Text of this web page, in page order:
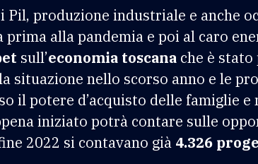
Pil, produzione industriale e anche
alla pandemia e poi al caro
sull’economia toscana che è
situazione nello scorso anno e le
il potere d’acquisto delle famiglie
iniziato potrà contare sulle
2022 si contavano già 4.326